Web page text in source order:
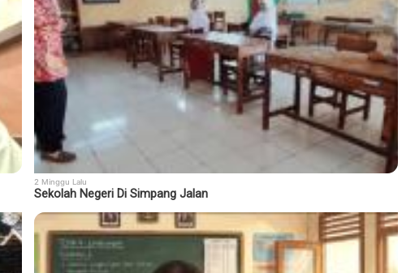
2 Minggu Lalu
Sekolah Negeri Di Simpang Jalan